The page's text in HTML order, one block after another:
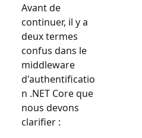
Avant de
continuer, il y a
deux termes
confus dans le
middleware
d'authentificatio
n .NET Core que
nous devons
clarifier :